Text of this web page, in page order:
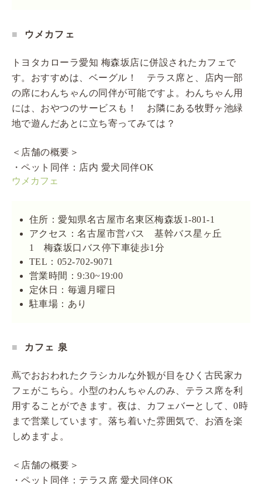
ウメカフェ
トヨタカローラ愛知 梅森坂店に併設されたカフェで
す。おすすめは、ベーグル！ テラス席と、店内一部
の席にわんちゃんの同伴が可能ですよ。わんちゃん用
には、おやつのサービスも！ お隣にある牧野ヶ池緑
地で遊んだあとに立ち寄ってみては？
＜店舗の概要＞
・ペット同伴：店内 愛犬同伴OK
ウメカフェ
住所：愛知県名古屋市名東区梅森坂1-801-1
アクセス：名古屋市営バス 基幹バス星ヶ丘
1 梅森坂口バス停下車徒歩1分
TEL：052-702-9071
営業時間：9:30~19:00
定休日：毎週月曜日
駐車場：あり
カフェ 泉
蔦でおおわれたクラシカルな外観が目をひく古民家カ
フェがこちら。小型のわんちゃんのみ、テラス席を利
用することができます。夜は、カフェバーとして、0時
まで営業しています。落ち着いた雰囲気で、お酒を楽
しめますよ。
＜店舗の概要＞
・ペット同伴：テラス席 愛犬同伴OK